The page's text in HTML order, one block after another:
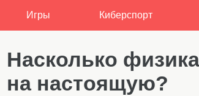
Игры Киберспорт
Насколько
на настоящую?